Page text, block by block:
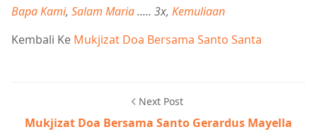
Bapa Kami, Salam Maria..... 3x, Kemuliaan
Kembali Ke Mukjizat Doa Bersama Santo Santa
Next Post
Mukjizat Doa Bersama Santo Gerardus Mayella